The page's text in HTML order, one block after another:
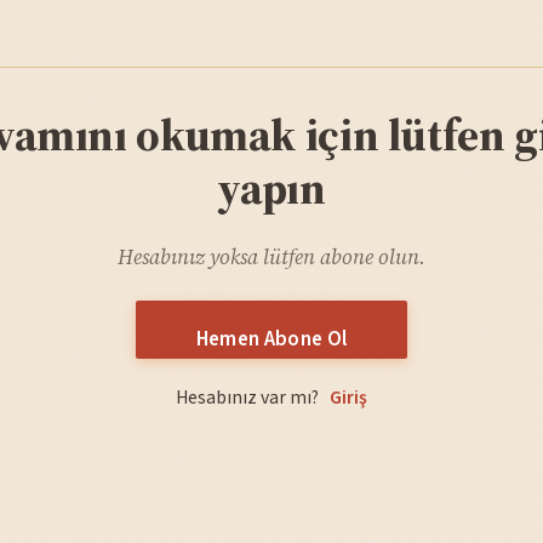
okumak için lütfen
yapın
Hesabınız yoksa lütfen abone olun.
Hemen Abone Ol
Hesabınız var mı? Giriş